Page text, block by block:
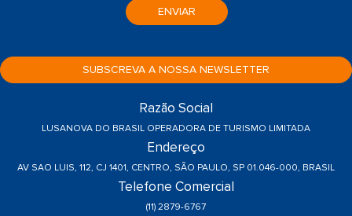
ENVIAR
SUBSCREVA A NOSSA NEWSLETTER
Razão Social
LUSANOVA DO BRASIL OPERADORA DE TURISMO LIMITADA
Endereço
AV SAO LUIS, 112, CJ 1401, CENTRO, SÃO PAULO, SP 01.046-000, BRASIL
Telefone Comercial
(11) 2879-6767